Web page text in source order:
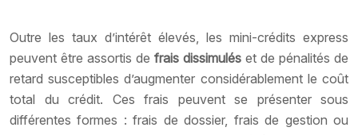
Outre les taux d’intérêt élevés, les mini-crédits express
peuvent être assortis de frais dissimulés et de pénalités de
retard susceptibles d’augmenter considérablement le coût
total du crédit. Ces frais peuvent se présenter sous
différentes formes : frais de dossier, frais de gestion ou